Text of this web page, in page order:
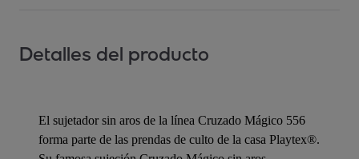
Detalles del producto
El sujetador sin aros de la línea Cruzado Mágico 556
forma parte de las prendas de culto de la casa Playtex®.